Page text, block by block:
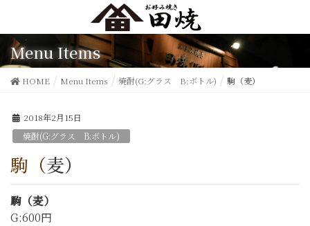
Menu Items
HOME Menu Items 焼酎(G:グラス B:ボトル) 駒（麦）
2018年2月15日
焼酎(G:グラス B:ボトル)
駒（麦）
駒（麦）
G:600円